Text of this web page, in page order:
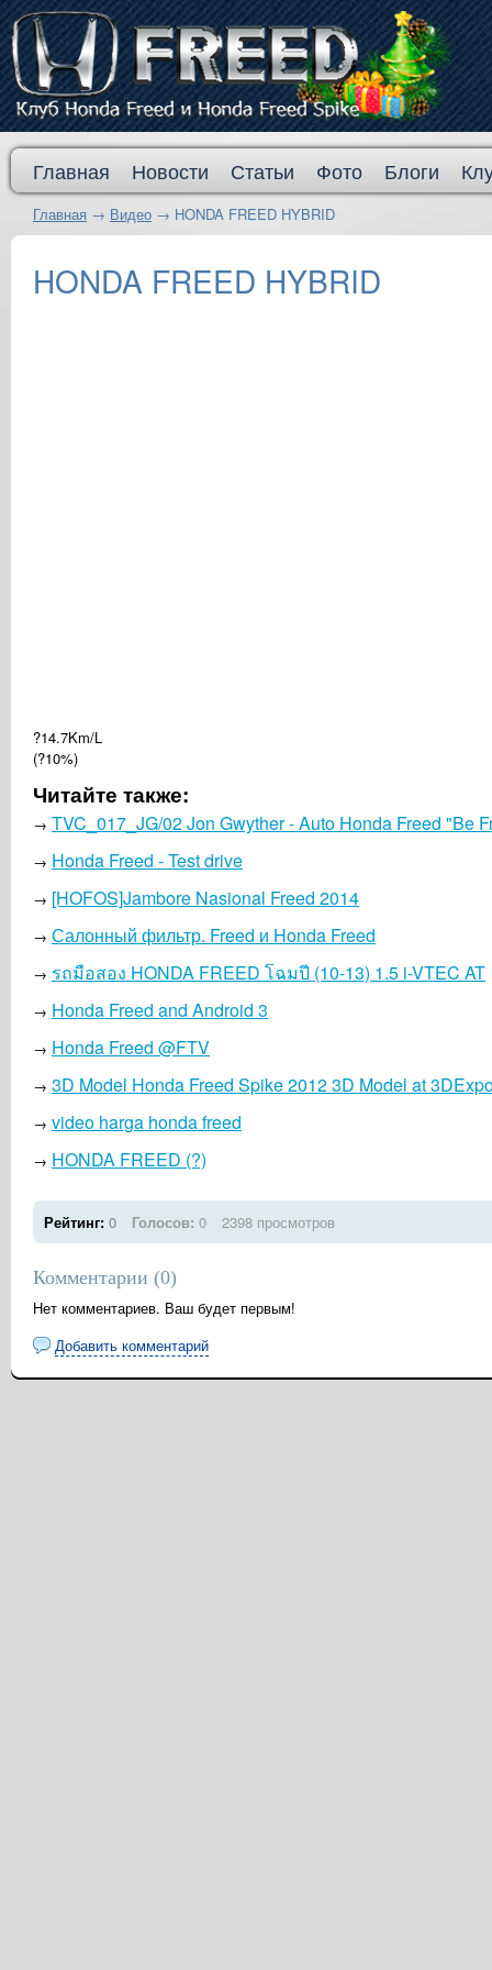
Главная Новости Статьи Фото Блоги
Главная → Видео → HONDA FREED HYBRID
HONDA FREED HYBRID
?14.7Km/L
(?10%)
Читайте также:
→ TVC_017_JG/02 Jon Gwyther - Auto Honda Freed "Be
→ Honda Freed - Test drive
→ [HOFOS]Jambore Nasional Freed 2014
→ Салонный фильтр. Freed и Honda Freed
→ รถมือสอง HONDA FREED โฉมปี (10-13) 1.5 i-VTEC AT
→ Honda Freed and Android 3
→ Honda Freed @FTV
→ 3D Model Honda Freed Spike 2012 3D Model at
→ video harga honda freed
→ HONDA FREED (?)
Рейтинг: 0 Голосов: 0 2398 просмотров
Комментарии (0)
Нет комментариев. Ваш будет первым!
Добавить комментарий